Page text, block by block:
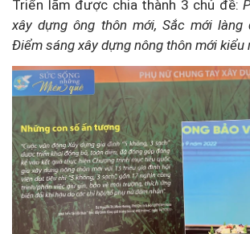
Triển lãm được chia thành 3 chủ đề:
xây dựng ông thôn mới, Sắc mới làng
Điểm sáng xây dựng nông thôn mới kiểu